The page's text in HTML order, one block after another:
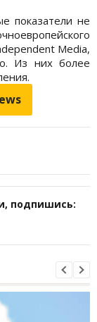
показатели не
Media,
Из них более
подпишись: